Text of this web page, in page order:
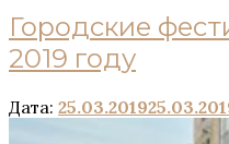
Городские
2019 году
Дата: 25.03.2019